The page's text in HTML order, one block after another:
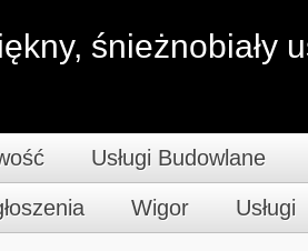
śnieżnobiały
Usługi Budowlane
Wigor Usługi